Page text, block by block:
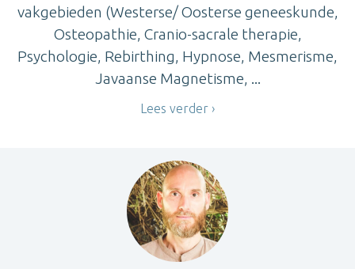
vakgebieden (Westerse/ Oosterse geneeskunde,
Osteopathie, Cranio-sacrale therapie,
Psychologie, Rebirthing, Hypnose, Mesmerisme,
Javaanse Magnetisme, ...
Lees verder